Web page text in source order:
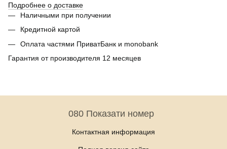
Подробнее о доставке
Наличными при получении
Кредитной картой
Оплата частями ПриватБанк и monobank
Гарантия от производителя 12 месяцев
080 Показати номер
Контактная информация